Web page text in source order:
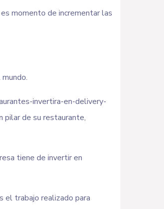
momento de incrementar las
invertira-en-delivery-
de su restaurante,
tiene de invertir en
el trabajo realizado para